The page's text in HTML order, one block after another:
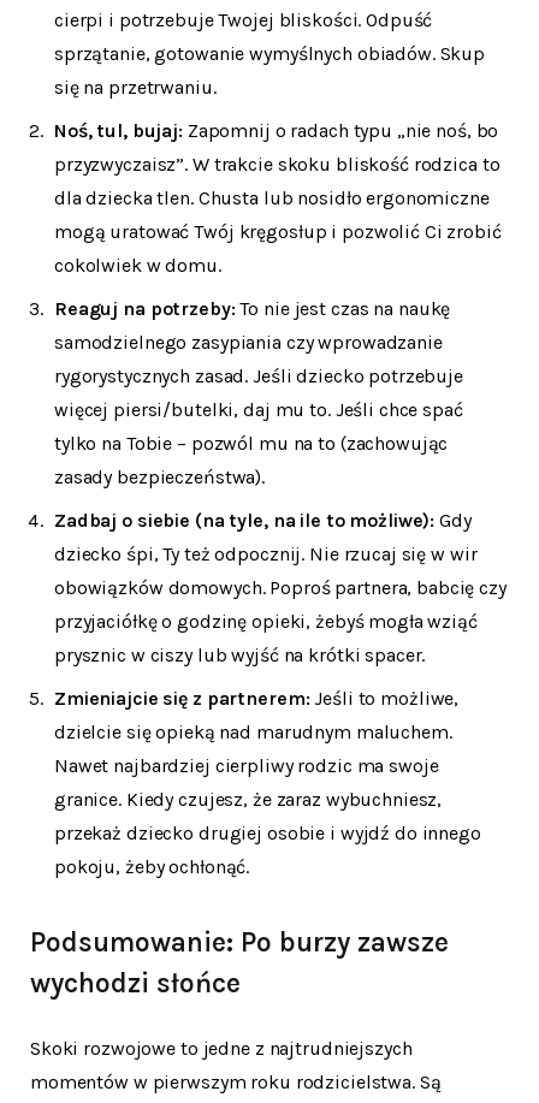
cierpi i potrzebuje Twojej bliskości. Odpuść
sprzątanie, gotowanie wymyślnych obiadów. Skup
się na przetrwaniu.
Noś, tul, bujaj: Zapomnij o radach typu „nie noś, bo
przyzwyczaisz”. W trakcie skoku bliskość rodzica to
dla dziecka tlen. Chusta lub nosidło ergonomiczne
mogą uratować Twój kręgosłup i pozwolić Ci zrobić
cokolwiek w domu.
Reaguj na potrzeby: To nie jest czas na naukę
samodzielnego zasypiania czy wprowadzanie
rygorystycznych zasad. Jeśli dziecko potrzebuje
więcej piersi/butelki, daj mu to. Jeśli chce spać
tylko na Tobie – pozwól mu na to (zachowując
zasady bezpieczeństwa).
Zadbaj o siebie (na tyle, na ile to możliwe): Gdy
dziecko śpi, Ty też odpocznij. Nie rzucaj się w wir
obowiązków domowych. Poproś partnera, babcię czy
przyjaciółkę o godzinę opieki, żebyś mogła wziąć
prysznic w ciszy lub wyjść na krótki spacer.
Zmieniajcie się z partnerem: Jeśli to możliwe,
dzielcie się opieką nad marudnym maluchem.
Nawet najbardziej cierpliwy rodzic ma swoje
granice. Kiedy czujesz, że zaraz wybuchniesz,
przekaż dziecko drugiej osobie i wyjdź do innego
pokoju, żeby ochłonąć.
Podsumowanie: Po burzy zawsze
wychodzi słońce
Skoki rozwojowe to jedne z najtrudniejszych
momentów w pierwszym roku rodzicielstwa. Są